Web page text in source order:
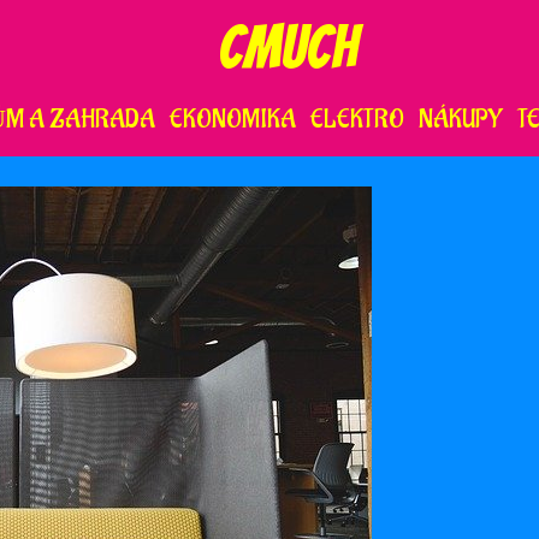
CMUCH
A ZAHRADA EKONOMIKA ELEKTRO NÁKUPY